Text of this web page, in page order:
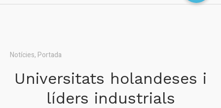
Notícies, Portada
Universitats holandeses i
líders industrials